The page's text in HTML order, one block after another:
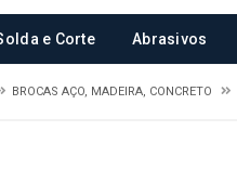
e Corte Abrasivos
BROCAS AÇO, MADEIRA, CONCRETO